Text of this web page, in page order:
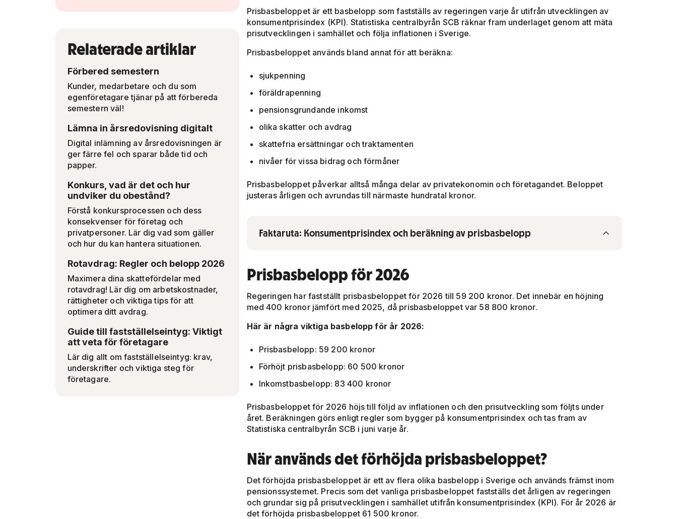
Relaterade artiklar
Förbered semestern
Kunder, medarbetare och du som
egenföretagare tjänar på att förbereda
semestern väl!
Lämna in årsredovisning digitalt
Digital inlämning av årsredovisningen är
ger färre fel och sparar både tid och
papper.
Konkurs, vad är det och hur
undviker du obestånd?
Förstå konkursprocessen och dess
konsekvenser för företag och
privatpersoner. Lär dig vad som gäller
och hur du kan hantera situationen.
Rotavdrag: Regler och belopp 2026
Maximera dina skattefördelar med
rotavdrag! Lär dig om arbetskostnader,
rättigheter och viktiga tips för att
optimera ditt avdrag.
Guide till fastställelseintyg: Viktigt
att veta för företagare
Lär dig allt om fastställelseintyg: krav,
underskrifter och viktiga steg för
företagare.
Prisbasbeloppet är ett basbelopp som fastställs av regeringen varje år utifrån utvecklingen av
konsumentprisindex (KPI). Statistiska centralbyrån SCB räknar fram underlaget genom att mäta
prisutvecklingen i samhället och följa inflationen i Sverige.
Prisbasbeloppet används bland annat för att beräkna:
sjukpenning
föräldrapenning
pensionsgrundande inkomst
olika skatter och avdrag
skattefria ersättningar och traktamenten
nivåer för vissa bidrag och förmåner
Prisbasbeloppet påverkar alltså många delar av privatekonomin och företagandet. Beloppet
justeras årligen och avrundas till närmaste hundratal kronor.
Visa/dölj innehåll för
Faktaruta: Konsumentprisindex och beräkning av prisbasbelopp
Prisbasbelopp för 2026
Regeringen har fastställt prisbasbeloppet för 2026 till 59 200 kronor. Det innebär en höjning
med 400 kronor jämfört med 2025, då prisbasbeloppet var 58 800 kronor.
Här är några viktiga basbelopp för år 2026:
Prisbasbelopp: 59 200 kronor
Förhöjt prisbasbelopp: 60 500 kronor
Inkomstbasbelopp: 83 400 kronor
Prisbasbeloppet för 2026 höjs till följd av inflationen och den prisutveckling som följts under
året. Beräkningen görs enligt regler som bygger på konsumentprisindex och tas fram av
Statistiska centralbyrån SCB i juni varje år.
När används det förhöjda prisbasbeloppet?
Det förhöjda prisbasbeloppet är ett av flera olika basbelopp i Sverige och används främst inom
pensionssystemet. Precis som det vanliga prisbasbeloppet fastställs det årligen av regeringen
och grundar sig på prisutvecklingen i samhället utifrån konsumentprisindex (KPI). För år 2026 är
det förhöjda prisbasbeloppet 61 500 kronor.